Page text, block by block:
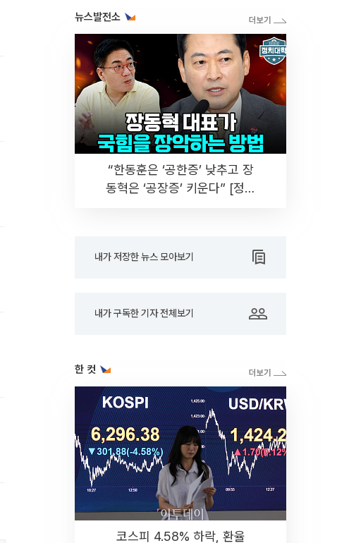
뉴스발전소
“한동훈은 ‘공한증’ 낮추고 장
동혁은 ‘공장증’ 키운다” [정치
내가 저장한 뉴스 모아보기
내가 구독한 기자 전체보기
한 컷
코스피 4.58% 하락, 환율